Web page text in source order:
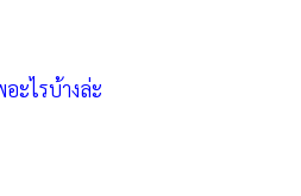
ไรบ้างล่ะ